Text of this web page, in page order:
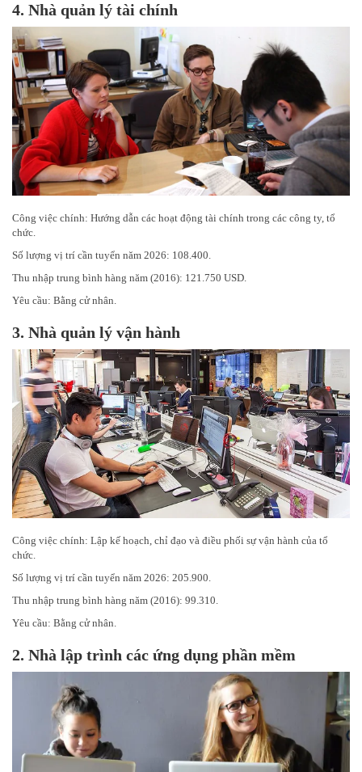
4. Nhà quản lý tài chính
Công việc chính: Hướng dẫn các hoạt động tài chính trong các công ty, tổ
chức.
Số lượng vị trí cần tuyển năm 2026: 108.400.
Thu nhập trung bình hàng năm (2016): 121.750 USD.
Yêu cầu: Bằng cử nhân.
3. Nhà quản lý vận hành
Công việc chính: Lập kế hoạch, chỉ đạo và điều phối sự vận hành của tổ
chức.
Số lượng vị trí cần tuyển năm 2026: 205.900.
Thu nhập trung bình hàng năm (2016): 99.310.
Yêu cầu: Bằng cử nhân.
2. Nhà lập trình các ứng dụng phần mềm